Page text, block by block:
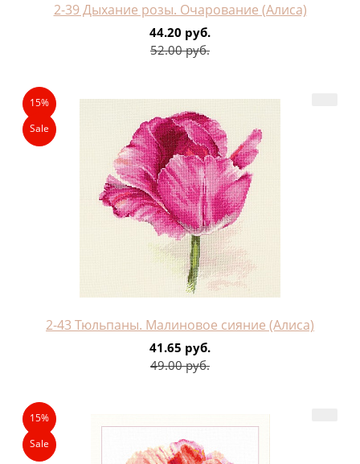
2-39 Дыхание розы. Очарование (Алиса)
44.20 руб.
52.00 руб.
15%
Sale
2-43 Тюльпаны. Малиновое сияние (Алиса)
41.65 руб.
49.00 руб.
15%
Sale